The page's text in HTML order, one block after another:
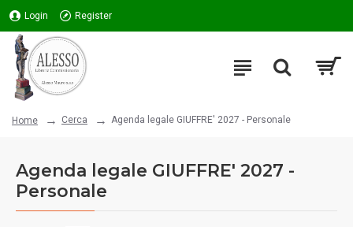
Login Register
Home Cerca Agenda legale GIUFFRE' 2027 - Personale
Agenda legale GIUFFRE' 2027 -
Personale